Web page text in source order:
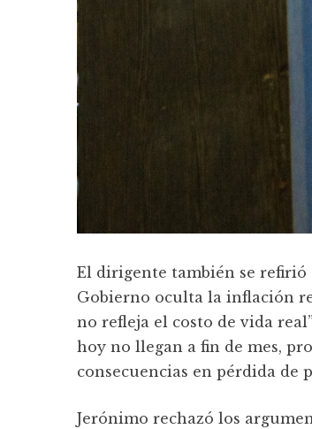
El dirigente también se
Gobierno oculta la inflación
no refleja el costo de vida
hoy no llegan a fin de mes,
consecuencias en pérdida de
Jerónimo rechazó los